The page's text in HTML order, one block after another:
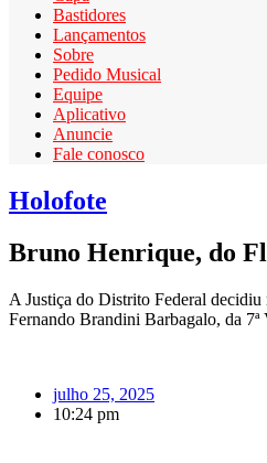
Bastidores
Lançamentos
Sobre
Pedido Musical
Equipe
Aplicativo
Anuncie
Fale conosco
Holofote
Bruno Henrique, do
A Justiça do Distrito Federal
Fernando Brandini Barbagalo, da
julho 25, 2025
10:24 pm